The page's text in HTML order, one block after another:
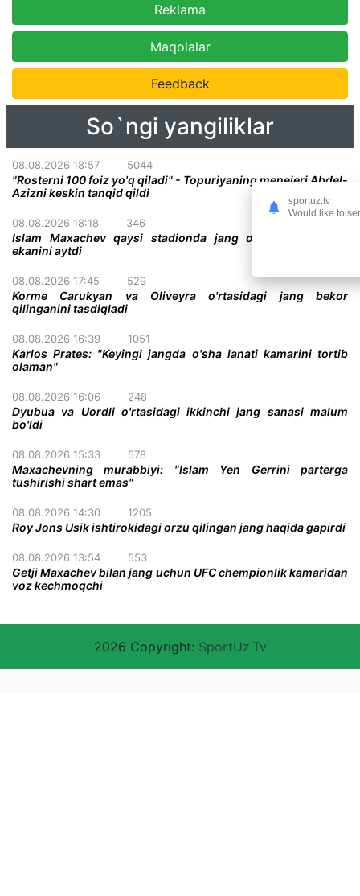
Reklama
Maqolalar
Feedback
So`ngi yangiliklar
08.08.2026 18:57 5044
"Rosterni 100 foiz yo'q qiladi" - Topuriyaning menejeri Abdel-
Azizni keskin tanqid qildi
08.08.2026 18:18 346
Islam Maxachev qaysi stadionda jang o'tkazish istagida
ekanini aytdi
08.08.2026 17:45 529
Korme Carukyan va Oliveyra o'rtasidagi jang bekor
qilinganini tasdiqladi
08.08.2026 16:39 1051
Karlos Prates: "Keyingi jangda o'sha lanati kamarini tortib
olaman"
08.08.2026 16:06 248
Dyubua va Uordli o'rtasidagi ikkinchi jang sanasi malum
bo'ldi
08.08.2026 15:33 578
Maxachevning murabbiyi: "Islam Yen Gerrini parterga
tushirishi shart emas"
08.08.2026 14:30 1205
Roy Jons Usik ishtirokidagi orzu qilingan jang haqida gapirdi
08.08.2026 13:54 553
Getji Maxachev bilan jang uchun UFC chempionlik kamaridan
voz kechmoqchi
2026 Copyright: SportUz.Tv
sportuz.tv
Would like to